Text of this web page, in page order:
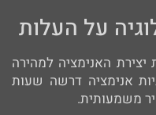
על העלות
האנימציה למהירה
יותר. בעבר, יצירת 20 שניות אנימציה דרשה שעות
משמעותית.